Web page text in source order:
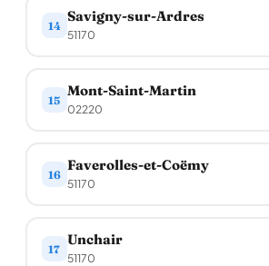
14
Savigny-sur-Ardres
51170
15
Mont-Saint-Martin
02220
16
Faverolles-et-Coëmy
51170
17
Unchair
51170